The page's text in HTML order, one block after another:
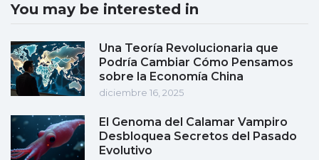
You may be interested in
Una Teoría Revolucionaria que
Podría Cambiar Cómo Pensamos
sobre la Economía China
diciembre 16, 2025
El Genoma del Calamar Vampiro
Desbloquea Secretos del Pasado
Evolutivo